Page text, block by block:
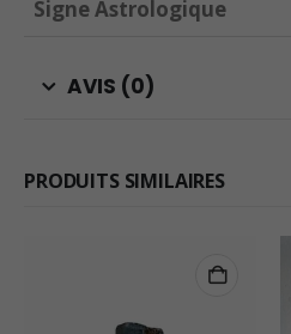
Signe Astrologique
AVIS (0)
PRODUITS SIMILAIRES